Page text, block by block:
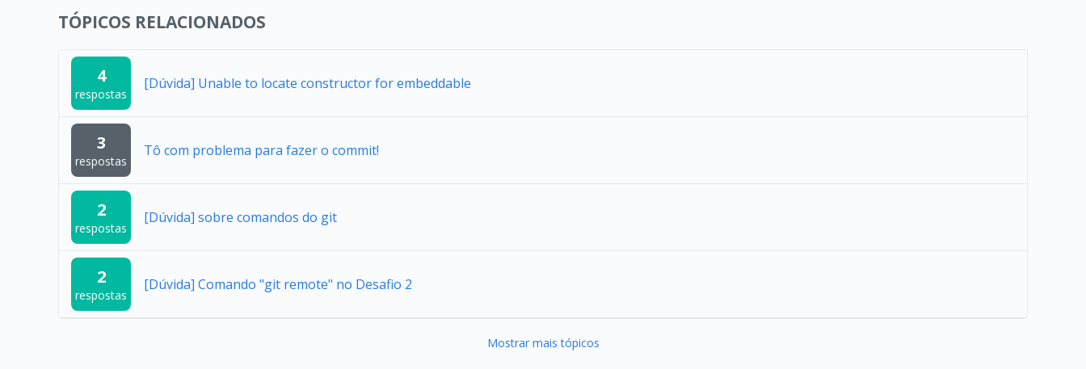
TÓPICOS RELACIONADOS
4
respostas
[Dúvida] Unable to locate constructor for embeddable
3
respostas
Tô com problema para fazer o commit!
2
respostas
[Dúvida] sobre comandos do git
2
respostas
[Dúvida] Comando "git remote" no Desafio 2
Mostrar mais tópicos